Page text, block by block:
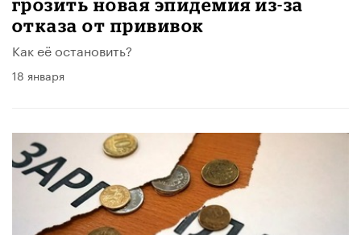
грозить новая эпидемия из-за
отказа от прививок
Как её остановить?
18 января